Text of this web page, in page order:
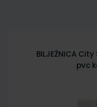
BILJEŽNICA
pvc